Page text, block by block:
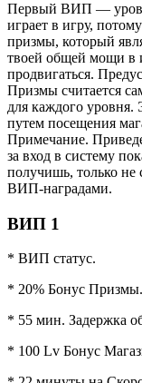
Первый ВИП —
играет в игру,
призмы, который
твоей общей мощи в
продвигаться.
Призмы считается
для каждого
путем посещения
Примечание.
за вход в систему
получишь, только
ВИП-наградами.
ВИП 1
* ВИП статус.
* 20% Бонус Призмы.
* 55 мин. Задержка
* 100 Lv Бонус